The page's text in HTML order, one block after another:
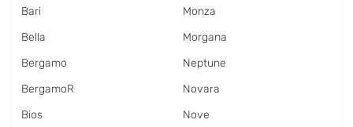
Bari
Bella
Bergamo
BergamoR
Bios
Monza
Morgana
Neptune
Novara
Nove